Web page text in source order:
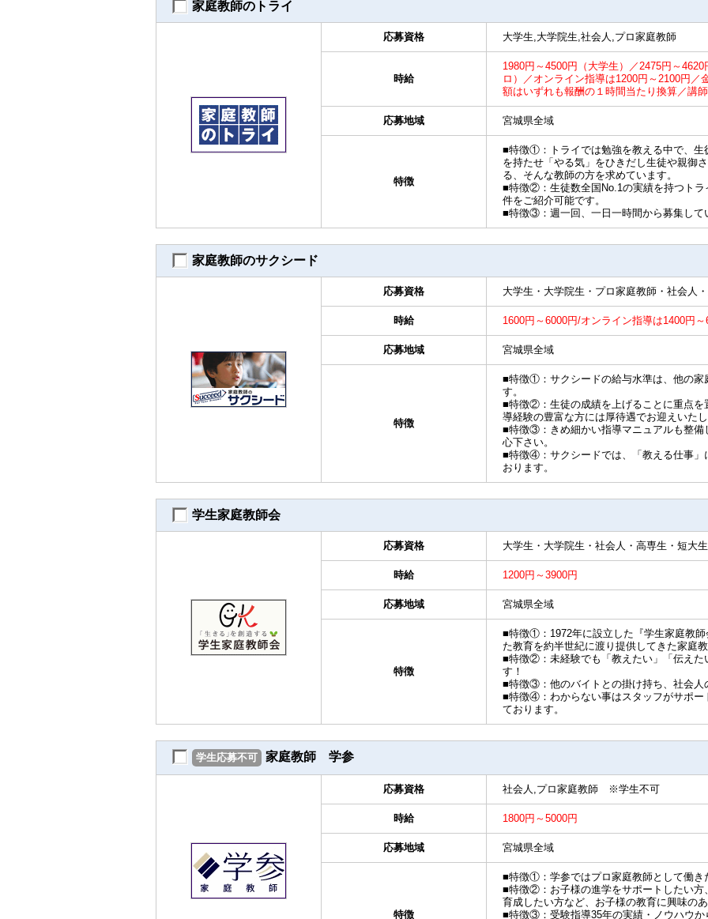
家庭教師のトライ
応募資格 大学生,大学院生,社会人,プロ家庭教師
時給
1980円～4500円（大学生）／2475円～
ロ）／オンライン指導は1200円～2100円
額はいずれも報酬の１時間当たり換算／講
応募地域 宮城県全域
特徴
■特徴①：トライでは勉強を教える中で、生
を持たせ「やる気」をひきだし生徒や親御
る、そんな教師の方を求めています。
■特徴②：生徒数全国No.1の実績を持つト
件をご紹介可能です。
■特徴③：週一回、一日一時間から募集して
家庭教師のサクシード
応募資格 大学生・大学院生・プロ家庭教師・社会人・
時給 1600円～6000円/オンライン指導は1400円
応募地域 宮城県全域
特徴
■特徴①：サクシードの給与水準は、他の家
す。
■特徴②：生徒の成績を上げることに重点を
導経験の豊富な方には厚待遇でお迎えいたし
■特徴③：きめ細かい指導マニュアルも整備
心下さい。
■特徴④：サクシードでは、「教える仕事」
おります。
学生家庭教師会
応募資格 大学生・大学院生・社会人・高専生・短大生
時給 1200円～3900円
応募地域 宮城県全域
特徴
■特徴①：1972年に設立した『学生家庭教
た教育を約半世紀に渡り提供してきた家庭教
■特徴②：未経験でも「教えたい」「伝えた
す！
■特徴③：他のバイトとの掛け持ち、社会人
■特徴④：わからない事はスタッフがサポー
ております。
学生応募不可 家庭教師 学参
応募資格 社会人,プロ家庭教師 ※学生不可
時給 1800円～5000円
応募地域 宮城県全域
特徴
■特徴①：学参ではプロ家庭教師として働き
■特徴②：お子様の進学をサポートしたい方
育成したい方など、お子様の教育に興味の
■特徴③：受験指導35年の実績・ノウハウか